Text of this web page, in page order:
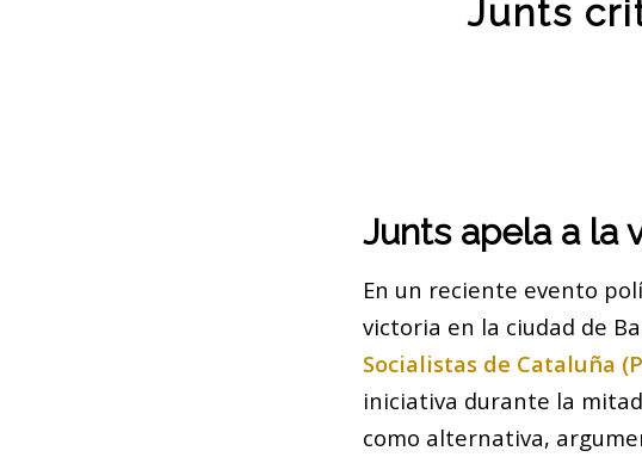
Junts
Junts apela a la
En un reciente evento
victoria en la ciudad de
Socialistas de Cataluña
iniciativa durante la
como alternativa,